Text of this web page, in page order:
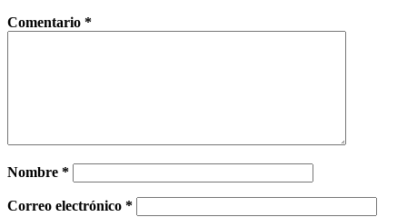
Comentario *
Nombre *
Correo electrónico *